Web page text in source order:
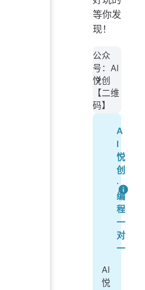
等你发
现！
公众
号：AI
悦创
【二维
码】
A
I
悦
创
·
编
程
一
对
一
AI
悦